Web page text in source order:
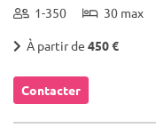
1-350 30 max
À partir de 450 €
Contacter